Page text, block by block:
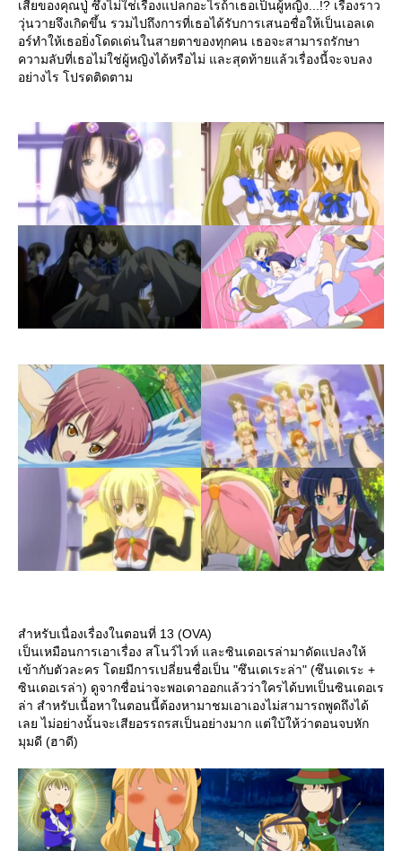
เสียของคุณปู่ ซึ่งไม่ใช่เรื่องแปลกอะไรถ้าเธอเป็นผู้หญิง...!? เรื่องราว
วุ่นวายจึงเกิดขึ้น รวมไปถึงการที่เธอได้รับการเสนอชื่อให้เป็นเอลเด
อร์ทำให้เธอยิ่งโดดเด่นในสายตาของทุกคน เธอจะสามารถรักษา
ความลับที่เธอไม่ใช่ผู้หญิงได้หรือไม่ และสุดท้ายแล้วเรื่องนี้จะจบลง
อย่างไร โปรดติดตาม
สำหรับเนื่องเรื่องในตอนที่ 13 (OVA)
เป็นเหมือนการเอาเรื่อง สโนว์ไวท์ และซินเดอเรล่ามาดัดแปลงให้
เข้ากับตัวละคร โดยมีการเปลี่ยนชื่อเป็น "ซึนเดเระล่า" (ซึนเดเระ +
ซินเดอเรล่า) ดูจากชื่อน่าจะพอเดาออกแล้วว่าใครได้บทเป็นซินเดอเร
ล่า สำหรับเนื้อหาในตอนนี้ต้องหามาชมเอาเองไม่สามารถพูดถึงได้
เลย ไม่อย่างนั้นจะเสียอรรถรสเป็นอย่างมาก แต่ใบ้ให้ว่าตอนจบหัก
มุมดี (ฮาดี)